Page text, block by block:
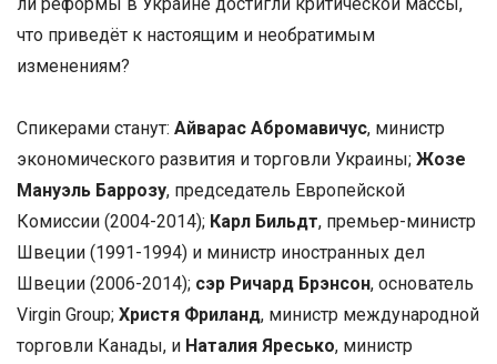
ли реформы в Украине достигли критической массы,
что приведёт к настоящим и необратимым
изменениям?
Спикерами станут: Айварас Абромавичус, министр
экономического развития и торговли Украины; Жозе
Мануэль Баррозу, председатель Европейской
Комиссии (2004-2014); Карл Бильдт, премьер-министр
Швеции (1991-1994) и министр иностранных дел
Швеции (2006-2014); сэр Ричард Брэнсон, основатель
Virgin Group; Христя Фриланд, министр международной
торговли Канады, и Наталия Яресько, министр